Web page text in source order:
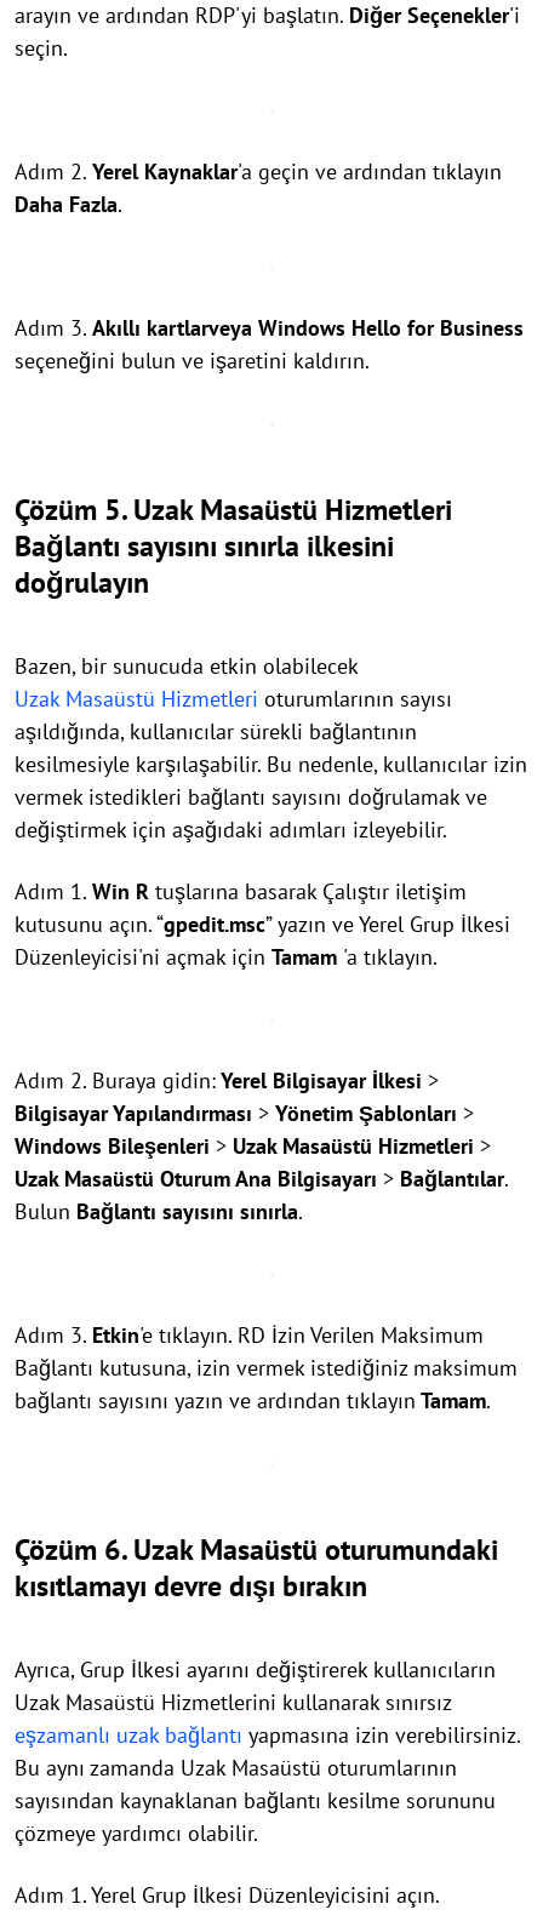
arayın ve ardından RDP'yi başlatın. Diğer Seçenekler'i
seçin.
Adım 2. Yerel Kaynaklar'a geçin ve ardından tıklayın
Daha Fazla.
Adım 3. Akıllı kartlarveya Windows Hello for Business
seçeneğini bulun ve işaretini kaldırın.
Çözüm 5. Uzak Masaüstü Hizmetleri
Bağlantı sayısını sınırla ilkesini
doğrulayın
Bazen, bir sunucuda etkin olabilecek
Uzak Masaüstü Hizmetleri oturumlarının sayısı
aşıldığında, kullanıcılar sürekli bağlantının
kesilmesiyle karşılaşabilir. Bu nedenle, kullanıcılar izin
vermek istedikleri bağlantı sayısını doğrulamak ve
değiştirmek için aşağıdaki adımları izleyebilir.
Adım 1. Win R tuşlarına basarak Çalıştır iletişim
kutusunu açın. “gpedit.msc” yazın ve Yerel Grup İlkesi
Düzenleyicisi'ni açmak için Tamam 'a tıklayın.
Adım 2. Buraya gidin:Yerel Bilgisayar İlkesi >
Bilgisayar Yapılandırması > Yönetim Şablonları >
Windows Bileşenleri > Uzak Masaüstü Hizmetleri >
Uzak Masaüstü Oturum Ana Bilgisayarı > Bağlantılar.
Bulun Bağlantı sayısını sınırla.
Adım 3. Etkin'e tıklayın. RD İzin Verilen Maksimum
Bağlantı kutusuna, izin vermek istediğiniz maksimum
bağlantı sayısını yazın ve ardından tıklayın Tamam.
Çözüm 6. Uzak Masaüstü oturumundaki
kısıtlamayı devre dışı bırakın
Ayrıca, Grup İlkesi ayarını değiştirerek kullanıcıların
Uzak Masaüstü Hizmetlerini kullanarak sınırsız
eşzamanlı uzak bağlantı yapmasına izin verebilirsiniz.
Bu aynı zamanda Uzak Masaüstü oturumlarının
sayısından kaynaklanan bağlantı kesilme sorununu
çözmeye yardımcı olabilir.
Adım 1. Yerel Grup İlkesi Düzenleyicisini açın.